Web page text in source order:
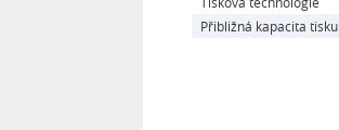
Přibližná kapacita tisku